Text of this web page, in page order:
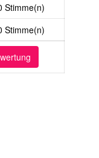
Stimme(n)
Stimme(n)